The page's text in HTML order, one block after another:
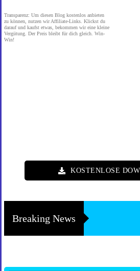
Transparenz: Um diesen Blog kostenlos anbieten
zu können, nutzen wir Affiliate-Links. Klickst du
darauf und kaufst etwas, bekommen wir eine kleine
Vergütung. Der Preis bleibt für dich gleich. Win-
Win!
KOSTENLOSE
Breaking News